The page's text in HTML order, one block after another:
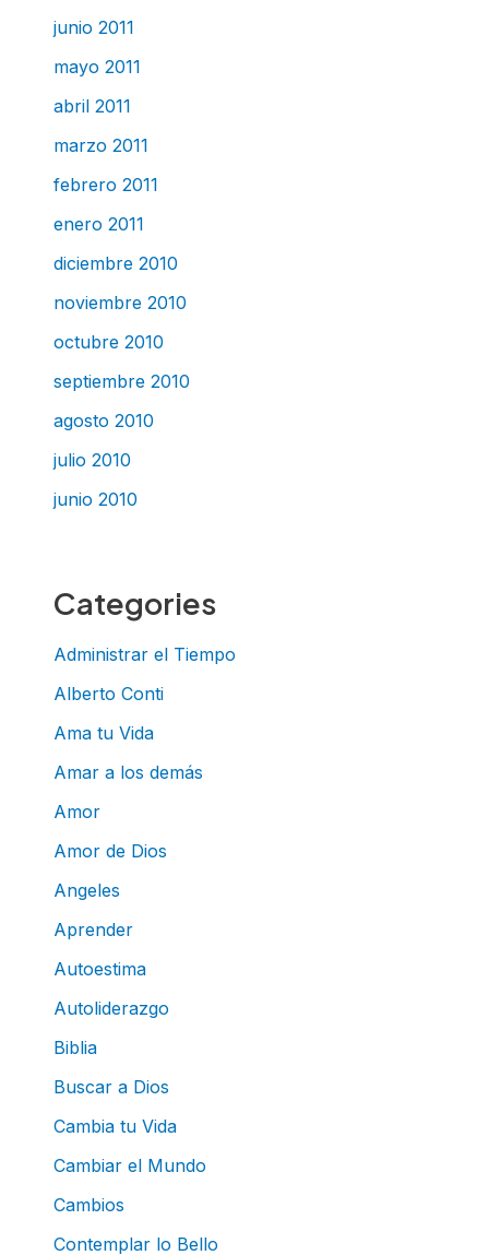
junio 2011
mayo 2011
abril 2011
marzo 2011
febrero 2011
enero 2011
diciembre 2010
noviembre 2010
octubre 2010
septiembre 2010
agosto 2010
julio 2010
junio 2010
Categories
Administrar el Tiempo
Alberto Conti
Ama tu Vida
Amar a los demás
Amor
Amor de Dios
Angeles
Aprender
Autoestima
Autoliderazgo
Biblia
Buscar a Dios
Cambia tu Vida
Cambiar el Mundo
Cambios
Contemplar lo Bello